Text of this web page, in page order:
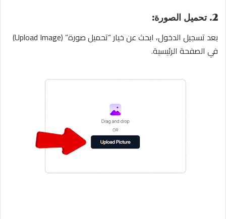
2. تحميل الصورة:
بعد تسجيل الدخول، ابحث عن خيار “تحميل صورة” (Upload Image)
في الصفحة الرئيسية.